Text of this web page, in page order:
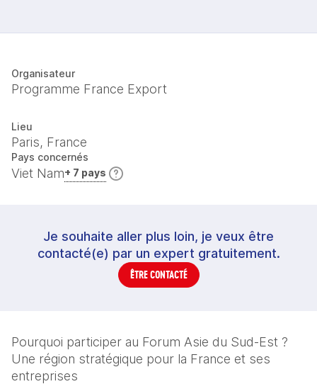
Organisateur
Programme France Export
Lieu
Paris, France
Pays concernés
Viet Nam+ 7 pays
Je souhaite aller plus loin, je veux être
contacté(e) par un expert gratuitement.
ÊTRE CONTACTÉ
Pourquoi participer au Forum Asie du Sud-Est ?
Une région stratégique pour la France et ses
entreprises